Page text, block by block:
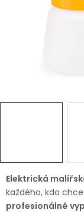
Značky
Elektrická
každého, kdo
profesionálně